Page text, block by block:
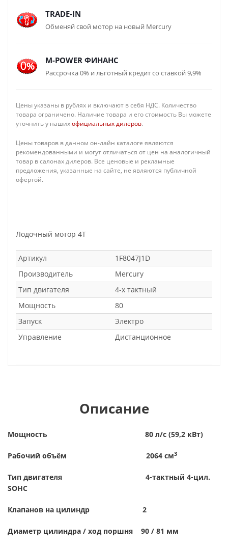
TRADE-IN
Обменяй свой мотор на новый Mercury
M-POWER ФИНАНС
Рассрочка 0% и льготный кредит со ставкой 9,9%
Цены указаны в рублях и включают в себя НДС. Количество
товара ограничено. Наличие товара и его стоимость Вы можете
уточнить у нашихофициальных дилеров.
Цены товаров в данном он-лайн каталоге являются
рекомендованными и могут отличаться от цен на аналогичный
товар в салонах дилеров. Все ценовые и рекламные
предложения, указанные на сайте, не являются публичной
офертой.
Лодочный мотор 4T
Артикул
1F8047J1D
Производитель
Mercury
Тип двигателя
4-х тактный
Мощность
80
Запуск
Электро
Управление
Дистанционное
Описание
Мощность 80 л/с (59,2 кВт)
Рабочий объём 2064 см3
Тип двигателя 4-тактный 4-цил.
SOHC
Клапанов на цилиндр 2
Диаметр цилиндра / ход поршня 90 / 81 мм